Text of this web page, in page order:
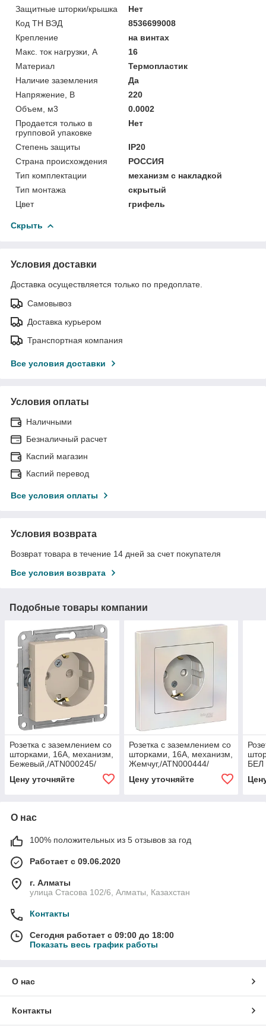
Защитные шторки/крышка
Нет
Код ТН ВЭД
8536699008
Крепление
на винтах
Макс. ток нагрузки, А
16
Материал
Термопластик
Наличие заземления
Да
Напряжение, В
220
Объем, м3
0.0002
Продается только в
групповой упаковке
Нет
Степень защиты
IP20
Страна происхождения
РОССИЯ
Тип комплектации
механизм с накладкой
Тип монтажа
скрытый
Цвет
грифель
Скрыть
Условия доставки
Доставка осуществляется только по предоплате.
Самовывоз
Доставка курьером
Транспортная компания
Все условия доставки
Условия оплаты
Наличными
Безналичный расчет
Каспий магазин
Каспий перевод
Все условия оплаты
Условия возврата
Возврат товара в течение 14 дней за счет покупателя
Все условия возврата
Подобные товары компании
Розетка с заземлением со
шторками, 16А, механизм,
Бежевый,/ATN000245/
Цену уточняйте
Розетка с заземлением со
шторками, 16А, механизм,
Жемчуг,/ATN000444/
Цену уточняйте
БЕЛ
О нас
100% положительных из 5 отзывов за год
Работает с 09.06.2020
г. Алматы
улица Стасова 102/6, Алматы, Казахстан
Контакты
Сегодня работает с 09:00 до 18:00
Показать весь график работы
О нас
Контакты